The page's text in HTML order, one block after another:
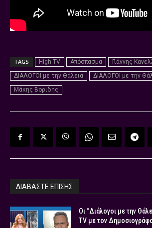
TAGS High TV Απόσπασμα
Γιάννης
ΔΙΑΛΟΓΟΙ με την Θάλεια
ΔΙΑΛΟΓΟΙ με την
Μάκης Βορίδης
ΔΙΑΒΑΣΤΕ ΕΠΙΣΗΣ
Οι “Διάλογοι με την
TV με τον